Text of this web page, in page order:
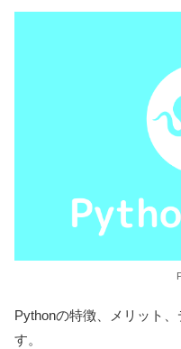
Pythonの特徴、メリット
す。